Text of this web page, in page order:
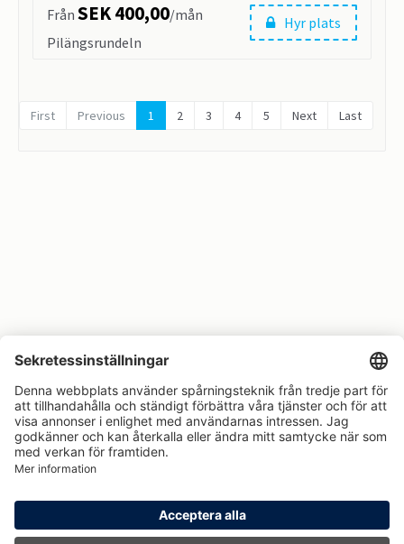
Pilängsrundeln
Hyr plats
Från SEK 400,00/mån
First Previous 1 2 3 4 5 Next Last